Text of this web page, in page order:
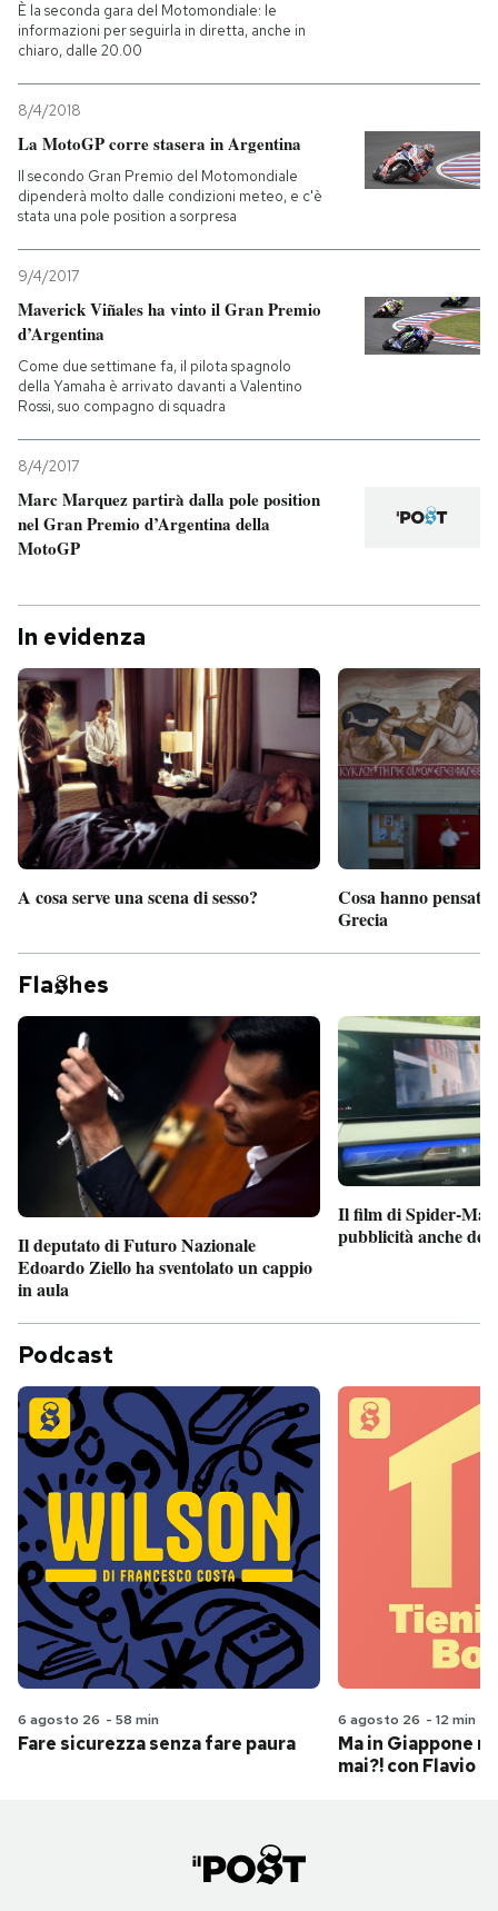
È la seconda gara del Motomondiale: le
informazioni per seguirla in diretta, anche in
chiaro, dalle 20.00
8/4/2018
La MotoGP corre stasera in Argentina
Il secondo Gran Premio del Motomondiale
dipenderà molto dalle condizioni meteo, e c'è
stata una pole position a sorpresa
9/4/2017
Maverick Viñales ha vinto il Gran Premio
d’Argentina
Come due settimane fa, il pilota spagnolo
della Yamaha è arrivato davanti a Valentino
Rossi, suo compagno di squadra
8/4/2017
Marc Marquez partirà dalla pole position
nel Gran Premio d’Argentina della
MotoGP
In evidenza
A cosa serve una scena di sesso?
Cosa hanno pensato
Grecia
Fla hes
Il deputato di Futuro Nazionale
Edoardo Ziello ha sventolato un cappio
in aula
Il film di Spider-Man
pubblicità anche
Podcast
6 agosto 26 - 58 min
Fare sicurezza senza fare paura
6 agosto 26 - 12 min
Ma in Giappone
mai?! con Flavio